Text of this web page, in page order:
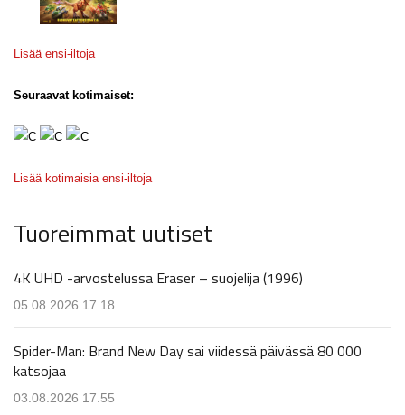
Lisää ensi-iltoja
Seuraavat kotimaiset:
Lisää kotimaisia ensi-iltoja
Tuoreimmat uutiset
4K UHD -arvostelussa Eraser – suojelija (1996)
05.08.2026 17.18
Spider-Man: Brand New Day sai viidessä päivässä 80 000
katsojaa
03.08.2026 17.55